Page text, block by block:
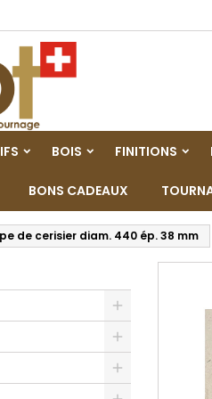
BOIS FINITIONS
BONS CADEAUX
de cerisier diam. 440 ép. 38 mm